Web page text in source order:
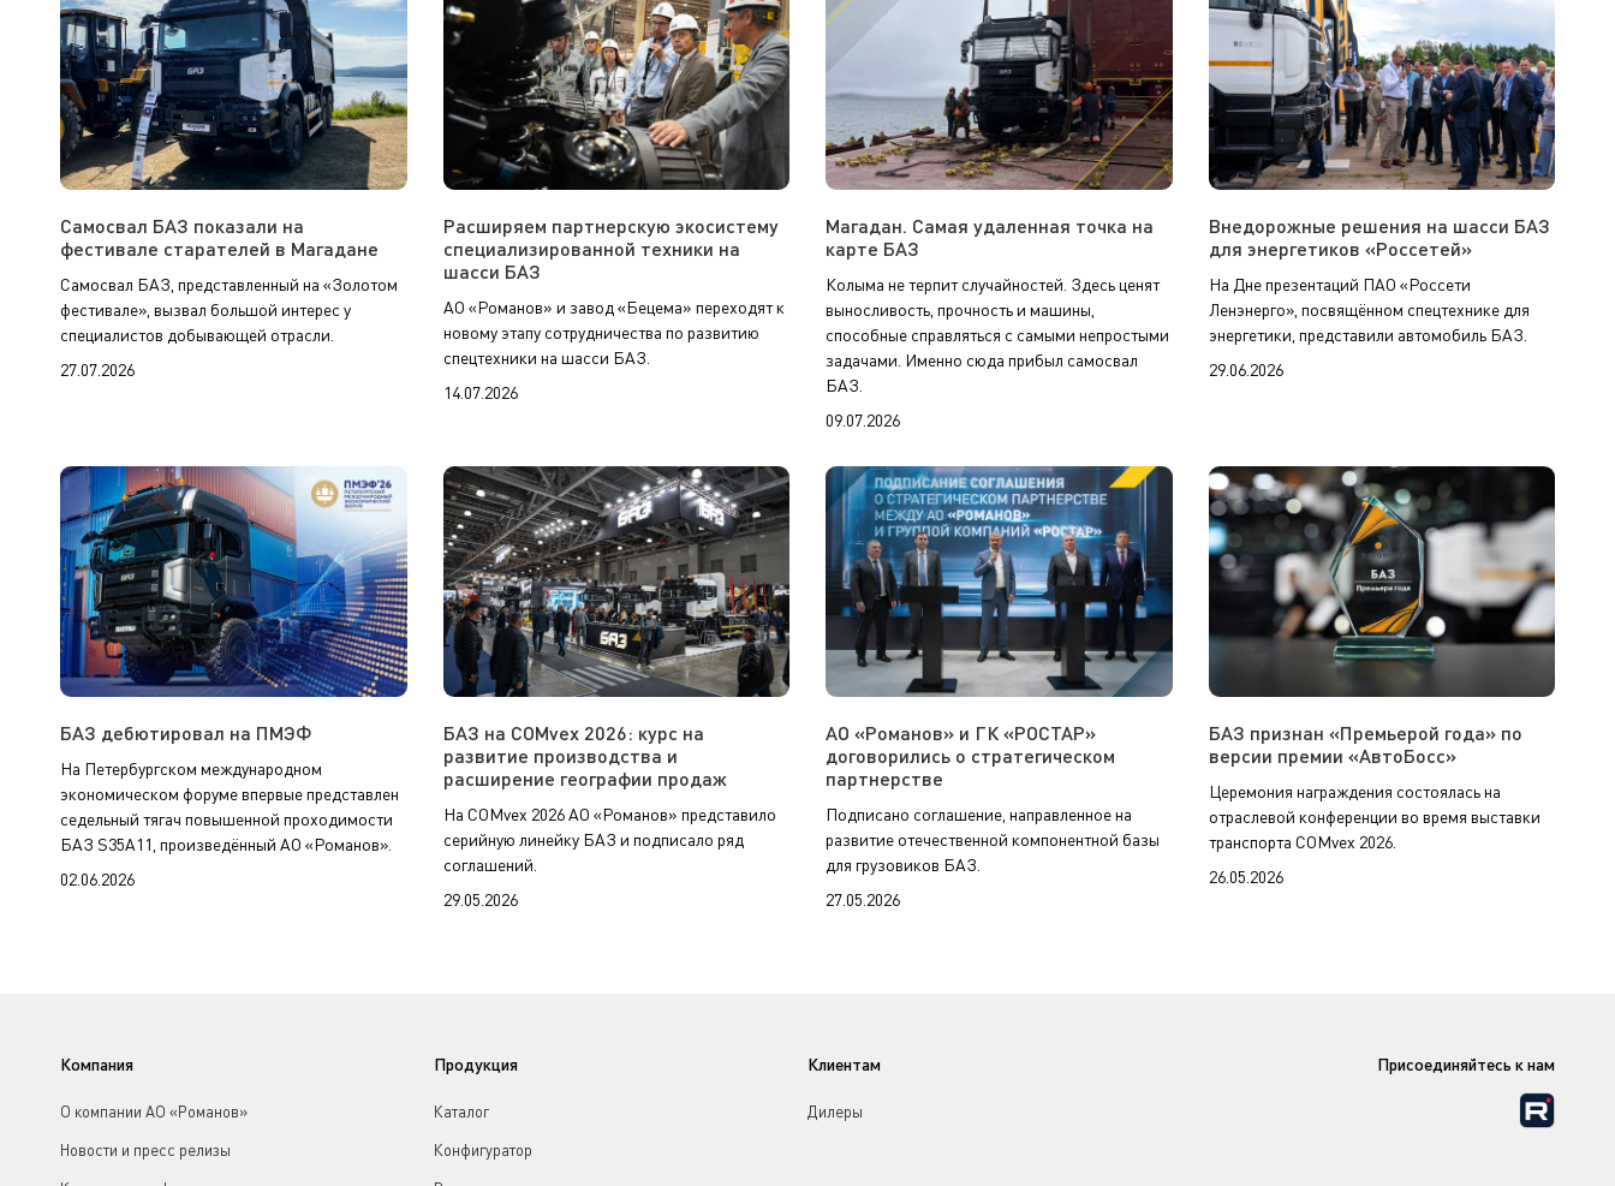
Самосвал БАЗ показали на
фестивале старателей в Магадане
Самосвал БАЗ, представленный на «Золотом
фестивале», вызвал большой интерес у
специалистов добывающей отрасли.
27.07.2026
Расширяем партнерскую экосистему
специализированной техники на
шасси БАЗ
АО «Романов» и завод «Бецема» переходят к
новому этапу сотрудничества по развитию
спецтехники на шасси БАЗ.
14.07.2026
Магадан. Самая удаленная точка на
карте БАЗ
Колыма не терпит случайностей. Здесь ценят
выносливость, прочность и машины,
способные справляться с самыми непростыми
задачами. Именно сюда прибыл самосвал
БАЗ.
09.07.2026
Внедорожные решения на шасси БАЗ
для энергетиков «Россетей»
На Дне презентаций ПАО «Россети
Ленэнерго», посвящённом спецтехнике для
энергетики, представили автомобиль БАЗ.
29.06.2026
БАЗ дебютировал на ПМЭФ
На Петербургском международном
экономическом форуме впервые представлен
седельный тягач повышенной проходимости
БАЗ S35A11, произведённый АО «Романов».
02.06.2026
БАЗ на COMvex 2026: курс на
развитие производства и
расширение географии продаж
На COMvex 2026 АО «Романов» представило
серийную линейку БАЗ и подписало ряд
соглашений.
29.05.2026
АО «Романов» и ГК «РОСТАР»
договорились о стратегическом
партнерстве
Подписано соглашение, направленное на
развитие отечественной компонентной базы
для грузовиков БАЗ.
27.05.2026
БАЗ признан «Премьерой года» по
версии премии «АвтоБосс»
Церемония награждения состоялась на
отраслевой конференции во время выставки
транспорта COMvex 2026.
26.05.2026
Компания
О компании АО «Романов»
Новости и пресс релизы
Продукция
Каталог
Конфигуратор
Клиентам
Дилеры
Присоединяйтесь к нам